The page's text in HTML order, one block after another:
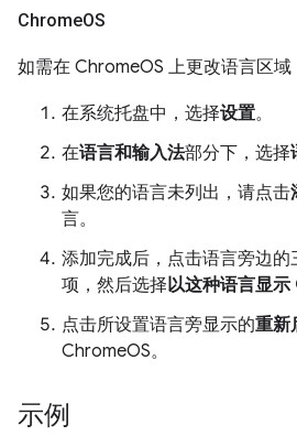
ChromeOS
如需在 ChromeOS 上更改语言区域
在系统托盘中，选择设置。
在语言和输入法部分下，选择
如果您的语言未列出，请点击
言。
添加完成后，点击语言旁边的
项，然后选择以这种语言显
点击所设置语言旁显示的重新
ChromeOS。
示例